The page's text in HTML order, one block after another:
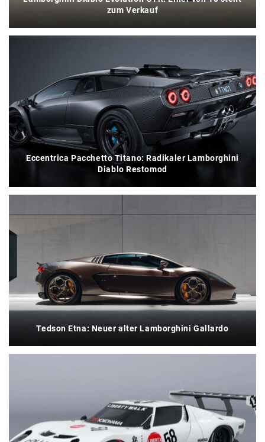
zum Verkauf
Eccentrica Pacchetto Titano: Radikaler Lamborghini
Diablo Restomod
Tedson Etna: Neuer alter Lamborghini Gallardo